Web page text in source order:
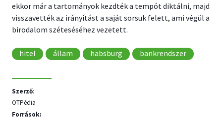
ekkor már a tartományok kezdték a tempót diktálni, majd
visszavették az irányítást a saját sorsuk felett, ami végül a
birodalom széteséséhez vezetett.
hitel állam habsburg bankrendszer
Szerző:
OTPédia
Források: